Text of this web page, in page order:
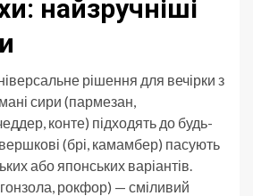
найзручніші
рішення для вечірки з
сири (пармезан,
конте) підходять до будь-
(брі, камамбер) пасують
або японських варіантів.
рокфор) — сміливий